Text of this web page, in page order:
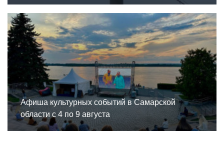
Афиша культурных событий в Самарской
области с 4 по 9 августа